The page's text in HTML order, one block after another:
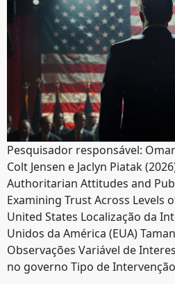
Pesquisador responsável:
Colt Jensen e Jaclyn Piatak
Authoritarian Attitudes and
Examining Trust Across Levels
United States Localização da
Unidos da América (EUA)
Observações Variável de
no governo Tipo de